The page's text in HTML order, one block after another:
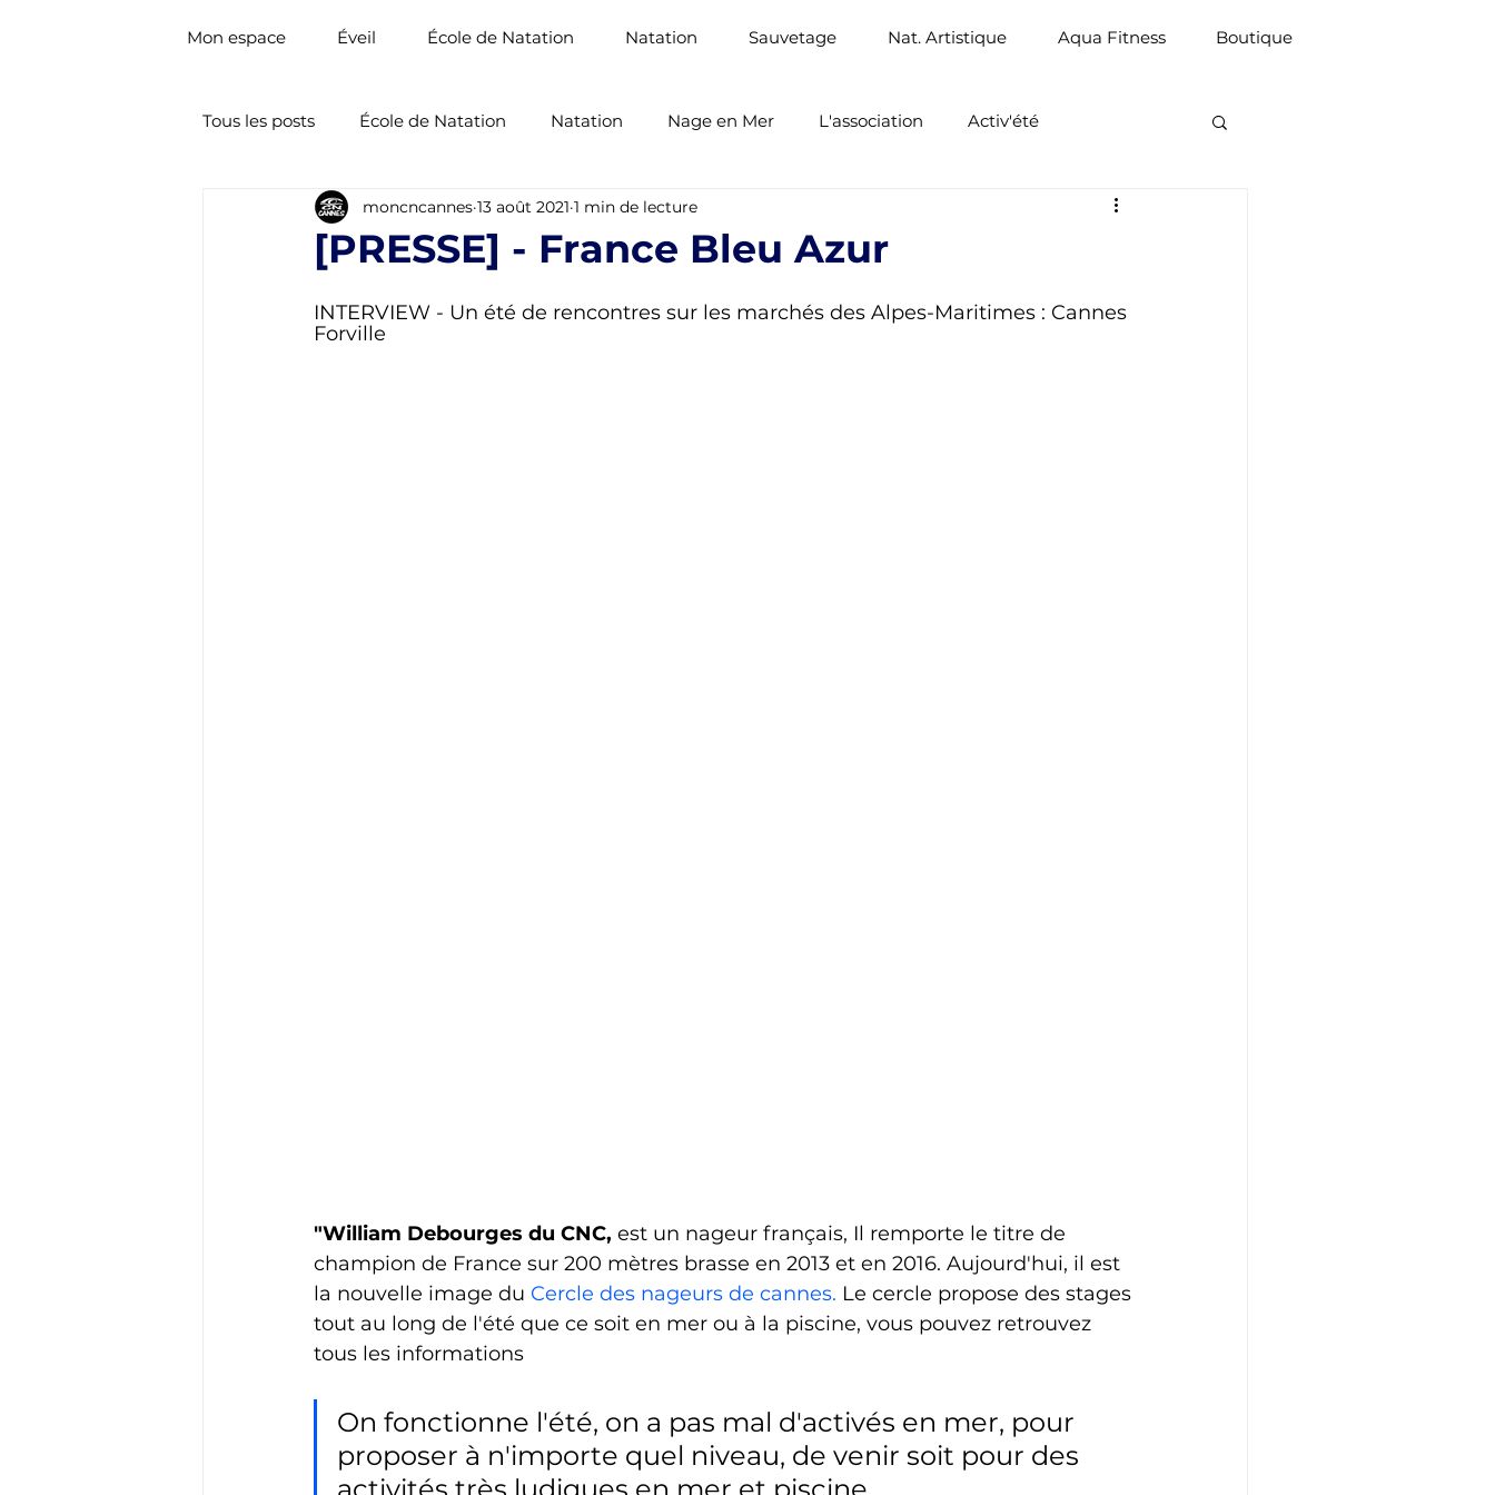
Mon espace Éveil École de Natation Natation Sauvetage Nat. Artistique Aqua Fitness Boutique
Tous les posts École de Natation Natation Nage en Mer L'association Activ'été
Nat. Artistique Natation Santé Sauvetage Sportif
[PRESSE] - France Bleu Azur
moncncannes 13 août 2021 1 min de lecture
INTERVIEW - Un été de rencontres sur les marchés des Alpes-Maritimes : Cannes
Forville
"William Debourges du CNC, est un nageur français, Il remporte le titre de
champion de France sur 200 mètres brasse en 2013 et en 2016. Aujourd'hui, il est
la nouvelle image du Cercle des nageurs de cannes. Le cercle propose des stages
tout au long de l'été que ce soit en mer ou à la piscine, vous pouvez retrouvez
tous les informations
On fonctionne l'été, on a pas mal d'activés en mer, pour
proposer à n'importe quel niveau, de venir soit pour des